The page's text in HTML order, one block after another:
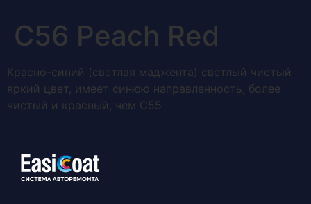
С56 Peach Red
Красно-синий (светлая маджента) светлый чистый
яркий цвет, имеет синюю направленность, более
чистый и красный, чем С55